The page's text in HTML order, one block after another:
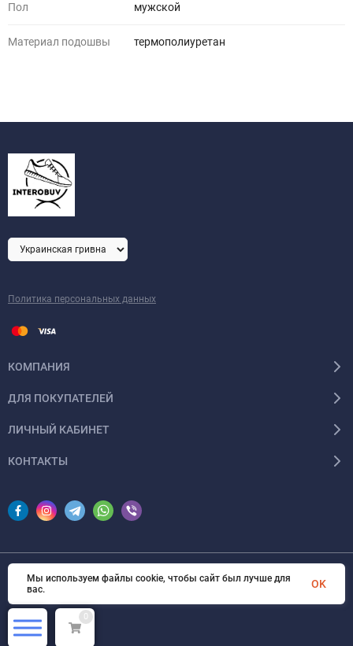
Пол мужской
Материал подошвы термополиуретан
Политика персональных данных
КОМПАНИЯ
ДЛЯ ПОКУПАТЕЛЕЙ
ЛИЧНЫЙ КАБИНЕТ
КОНТАКТЫ
© 2026 InSale. Все права защищены
0
Мы используем файлы cookie, чтобы сайт был лучше для
вас.
OK